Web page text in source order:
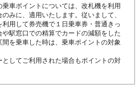
乗車ポイントについては、改札機を利用
みに、適用いたします。従いまして、
利用して券売機で１日乗車券・普通きっ
駅窓口での精算でカードの減額をした
を乗車した時は、乗車ポイントの対象
としてご利用された場合もポイントの対